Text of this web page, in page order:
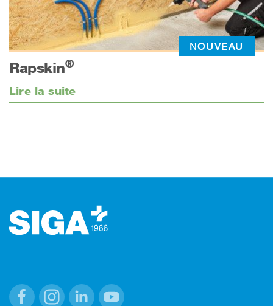
NOUVEAU
Rapskin®
Lire la suite